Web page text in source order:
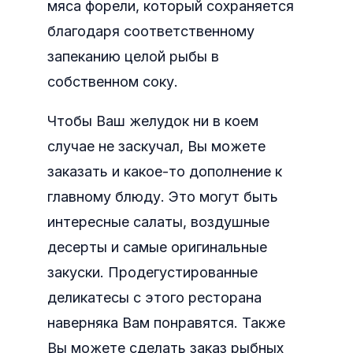
мяса форели, который сохраняется
благодаря соответственному
запеканию целой рыбы в
собственном соку.
Чтобы Ваш желудок ни в коем
случае не заскучал, Вы можете
заказать и какое-то дополнение к
главному блюду. Это могут быть
интересные салаты, воздушные
десерты и самые оригинальные
закуски. Продегустированные
деликатесы с этого ресторана
наверняка Вам понравятся. Также
Вы можете сделать заказ рыбных